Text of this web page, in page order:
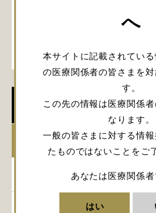
へ
本サイトに記載されてい
の医療関係者の皆さまを
す。
この先の情報は医療関係
なります。
一般の皆さまに対する情
たものではないことをご
あなたは医療関係者
はい
学会開催情報